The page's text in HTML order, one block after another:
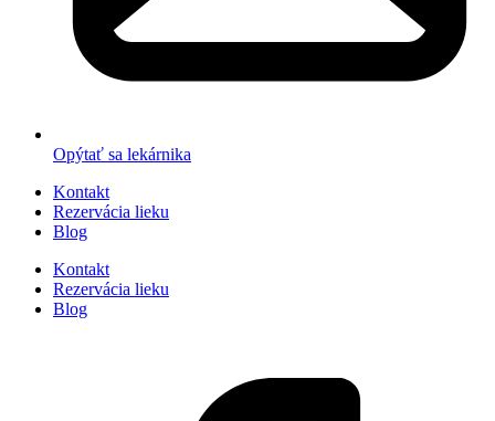
Opýtať sa lekárnika
Kontakt
Rezervácia lieku
Blog
Kontakt
Rezervácia lieku
Blog